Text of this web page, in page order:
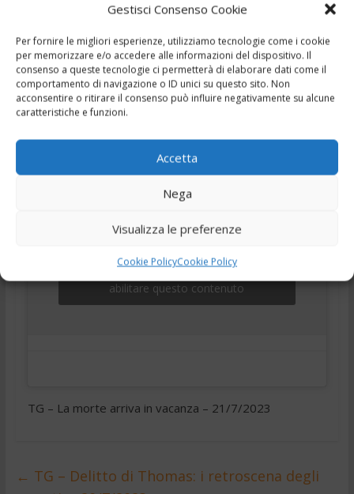
Gestisci Consenso Cookie
Per fornire le migliori esperienze, utilizziamo tecnologie come i cookie
per memorizzare e/o accedere alle informazioni del dispositivo. Il
consenso a queste tecnologie ci permetterà di elaborare dati come il
comportamento di navigazione o ID unici su questo sito. Non
acconsentire o ritirare il consenso può influire negativamente su alcune
caratteristiche e funzioni.
Accetta
Nega
Visualizza le preferenze
Cookie PolicyCookie Policy
TG – La morte arriva in
vacanza – 21/7/2023
21 Luglio 2023
Fai clic per accettare i cookie marketing e
abilitare questo contenuto
TG – La morte arriva in vacanza – 21/7/2023
← TG – Delitto di Thomas: i retroscena degli